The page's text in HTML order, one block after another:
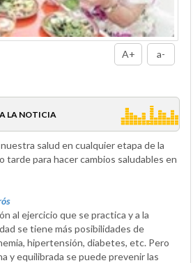
A+ a-
LA NOTICIA
salud en cualquier etapa de la
tarde para hacer cambios saludables en
al ejercicio que se practica y a la
se tiene más posibilidades de
hipertensión, diabetes, etc. Pero
y equilibrada se puede prevenir las